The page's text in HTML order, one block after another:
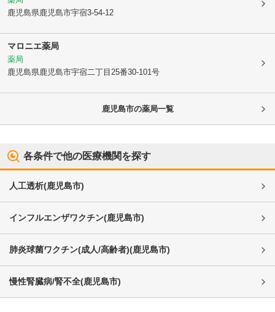
鹿児島県鹿児島市宇宿3-54-12
マロニエ薬局
薬局
鹿児島県鹿児島市宇宿二丁目25番30-101号
鹿児島市の薬局一覧
各条件で他の医療機関を探す
人工透析(鹿児島市)
インフルエンザワクチン(鹿児島市)
肺炎球菌ワクチン(成人/高齢者)(鹿児島市)
慢性腎臓病/腎不全(鹿児島市)